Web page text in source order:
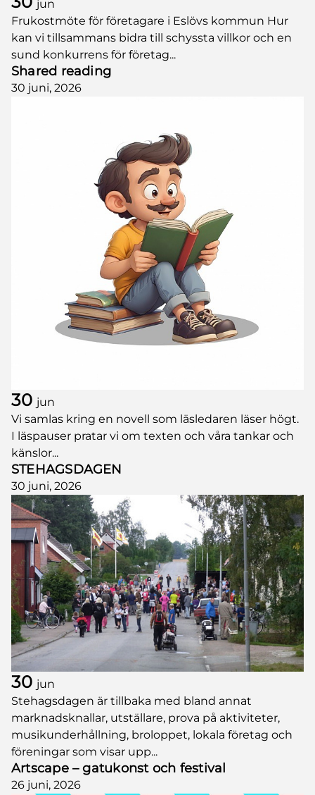
jun
Frukostmöte för företagare i Eslövs kommun Hur
kan vi tillsammans bidra till schyssta villkor och en
sund konkurrens för företag...
Shared reading
30 juni, 2026
30 jun
Vi samlas kring en novell som läsledaren läser högt.
I läspauser pratar vi om texten och våra tankar och
känslor...
STEHAGSDAGEN
30 juni, 2026
30 jun
Stehagsdagen är tillbaka med bland annat
marknadsknallar, utställare, prova på aktiviteter,
musikunderhållning, broloppet, lokala företag och
föreningar som visar upp...
Artscape – gatukonst och festival
26 juni, 2026